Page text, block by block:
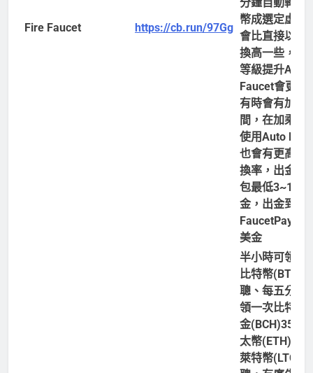
Fire Faucet https://cb.run/97Gg
幣成選定虛幣
會比直接以代
換高一些，並
等級提升Auto
Faucet會更高
有時會有加乘
間，在加乘時
使用Auto
也會有更高的
換率，出金到
包最低3~10美
金，出金到
FaucetPay為
美金
半小時可領一
比特幣(BTC)5
聰、每五分鐘
領一次比特幣
金(BCH)35聰
太幣(ETH)15
萊特幣